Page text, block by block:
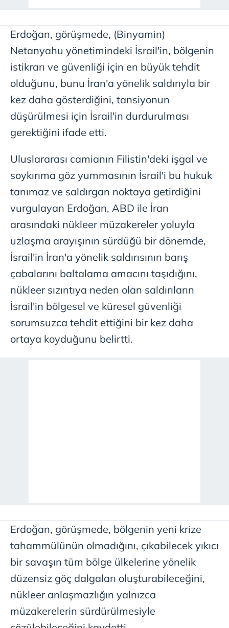
Erdoğan, görüşmede, (Binyamin)
Netanyahu yönetimindeki İsrail'in, bölgenin
istikrarı ve güvenliği için en büyük tehdit
olduğunu, bunu İran'a yönelik saldırıyla bir
kez daha gösterdiğini, tansiyonun
düşürülmesi için İsrail'in durdurulması
gerektiğini ifade etti.
Uluslararası camianın Filistin'deki işgal ve
soykırıma göz yummasının İsrail'i bu hukuk
tanımaz ve saldırgan noktaya getirdiğini
vurgulayan Erdoğan, ABD ile İran
arasındaki nükleer müzakereler yoluyla
uzlaşma arayışının sürdüğü bir dönemde,
İsrail'in İran'a yönelik saldırısının barış
çabalarını baltalama amacını taşıdığını,
nükleer sızıntıya neden olan saldırıların
İsrail'in bölgesel ve küresel güvenliği
sorumsuzca tehdit ettiğini bir kez daha
ortaya koyduğunu belirtti.
Erdoğan, görüşmede, bölgenin yeni krize
tahammülünün olmadığını, çıkabilecek yıkıcı
bir savaşın tüm bölge ülkelerine yönelik
düzensiz göç dalgaları oluşturabileceğini,
nükleer anlaşmazlığın yalnızca
müzakerelerin sürdürülmesiyle